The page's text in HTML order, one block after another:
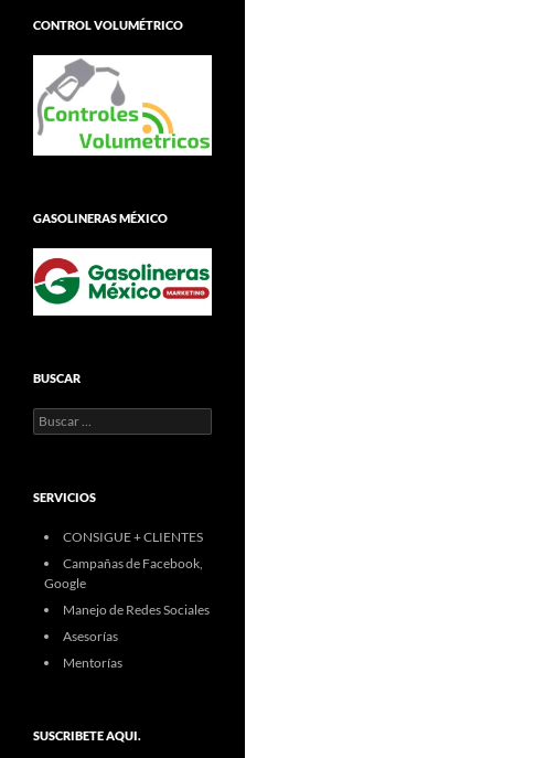
CONTROL VOLUMÉTRICO
GASOLINERAS MÉXICO
BUSCAR
Buscar:
SERVICIOS
CONSIGUE + CLIENTES
Campañas de Facebook,
Google
Manejo de Redes Sociales
Asesorías
Mentorías
SUSCRIBETE AQUI.